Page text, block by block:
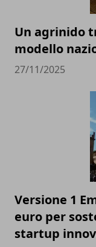
Un agrinido
modello
27/11/2025
Versione 1
euro per
startup